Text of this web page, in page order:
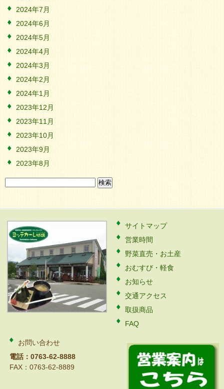
2024年7月
2024年6月
2024年5月
2024年4月
2024年3月
2024年2月
2024年1月
2023年12月
2023年11月
2023年10月
2023年9月
2023年8月
サイトマップ
営業時間
野菜直売・お土産
おむすび・軽食
お知らせ
交通アクセス
取扱商品
FAQ
お問い合わせ
電話：0763-62-8888
FAX：0763-62-8889